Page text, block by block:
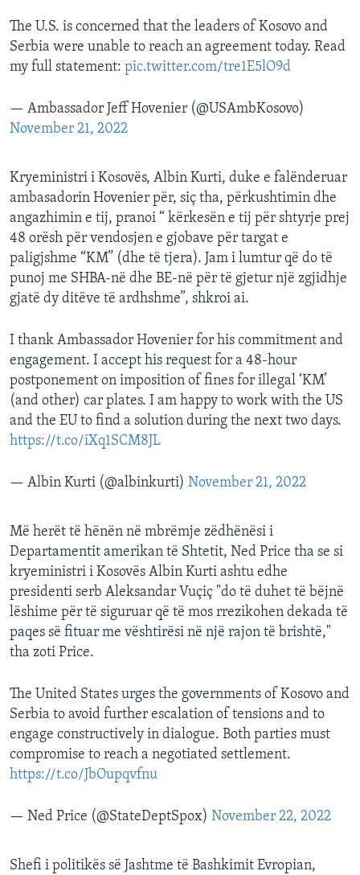
The U.S. is concerned that the leaders of Kosovo and
Serbia were unable to reach an agreement today. Read
my full statement: pic.twitter.com/tre1E5lO9d
— Ambassador Jeff Hovenier (@USAmbKosovo)
November 21, 2022
Kryeministri i Kosovës, Albin Kurti, duke e falënderuar
ambasadorin Hovenier për, siç tha, përkushtimin dhe
angazhimin e tij, pranoi “ kërkesën e tij për shtyrje prej
48 orësh për vendosjen e gjobave për targat e
paligjshme “KM” (dhe të tjera). Jam i lumtur që do të
punoj me SHBA-në dhe BE-në për të gjetur një zgjidhje
gjatë dy ditëve të ardhshme”, shkroi ai.
I thank Ambassador Hovenier for his commitment and
engagement. I accept his request for a 48-hour
postponement on imposition of fines for illegal ‘KM’
(and other) car plates. I am happy to work with the US
and the EU to find a solution during the next two days.
https://t.co/iXq1SCM8JL
— Albin Kurti (@albinkurti) November 21, 2022
Më herët të hënën në mbrëmje zëdhënësi i
Departamentit amerikan të Shtetit, Ned Price tha se si
kryeministri i Kosovës Albin Kurti ashtu edhe
presidenti serb Aleksandar Vuçiç "do të duhet të bëjnë
lëshime për të siguruar që të mos rrezikohen dekada të
paqes së fituar me vështirësi në një rajon të brishtë,"
tha zoti Price.
The United States urges the governments of Kosovo and
Serbia to avoid further escalation of tensions and to
engage constructively in dialogue. Both parties must
compromise to reach a negotiated settlement.
https://t.co/JbOupqvfnu
— Ned Price (@StateDeptSpox) November 22, 2022
Shefi i politikës së Jashtme të Bashkimit Evropian,